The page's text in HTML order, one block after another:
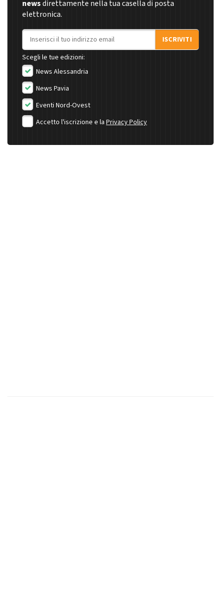
newsdirettamente nella tua casella di posta
elettronica.
Indirizzo email
ISCRIVITI
Scegli le tue edizioni:
News Alessandria
News Pavia
Eventi Nord-Ovest
Accetto l'iscrizione e la Privacy Policy